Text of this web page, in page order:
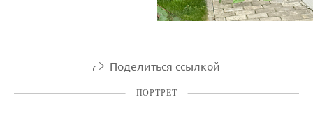
Поделиться ссылкой
ПОРТРЕТ